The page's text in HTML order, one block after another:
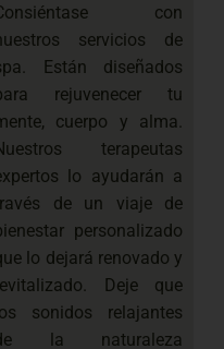
Consiéntase con
nuestros servicios de
spa. Están diseñados
para rejuvenecer tu
mente, cuerpo y alma.
Nuestros terapeutas
expertos lo ayudarán a
través de un viaje de
bienestar personalizado
que lo dejará renovado y
revitalizado. Deje que
los sonidos relajantes
de la naturaleza